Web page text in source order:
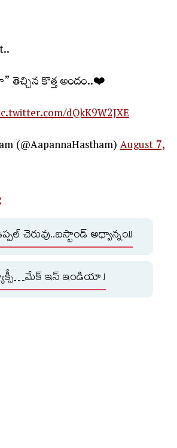
తెచ్చిన కొత్త అందం..❤️
dQkK9W2JXE
(@AapannaHastham)August 7,
చెరువు..బస్టాండ్ అధ్వాన్నం!!
ఇన్ ఇండియా !